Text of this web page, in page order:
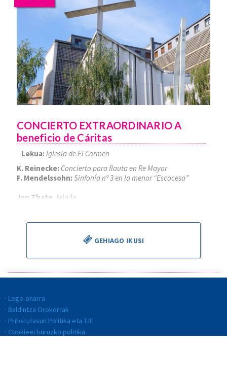
CONCIERTO EXTRAORDINARIO A
beneficio de Cáritas
Lekua:Iglesia de El Carmen
K. Reinecke: Concierto para flauta en Re Mayor
F. Mendelssohn:Sinfonía nº 3 en la menor “Escocesa”
Jon Thate , txirula
GEHIAGO IKUSI
Lege-oharra
Baldintza Orokorrak
Pribatutasun Politika eta TJE
Cookieei buruzko politika